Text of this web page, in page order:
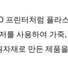
프린터처럼 플라
를 사용하여 가죽
자재로 만든 제품